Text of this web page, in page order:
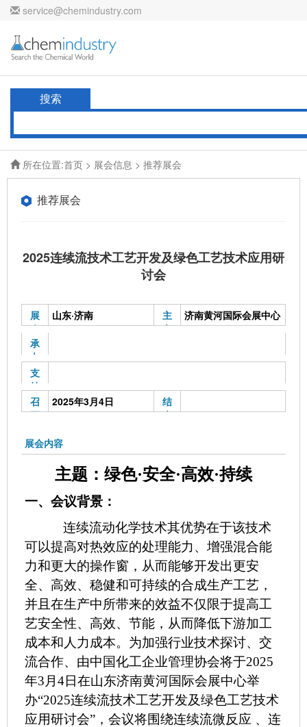
service@chemindustry.com
搜索
所在位置:首页 > 展会信息 > 推荐展会
推荐展会
2025连续流技术工艺开发及绿色工艺技术应用研
讨会
展
会
地
点
山东·济南
主
办
济南黄河国际会展中心
承
办
单
位
支
持
单
位
召
开
间
2025年3月4日
结
束
展会内容
主题：绿色·安全·高效·持续
一、会议背景：
连续流动化学技术其优势在于该技术
可以提高对热效应的处理能力、增强混合能
力和更大的操作窗，从而能够开发出更安
全、高效、稳健和可持续的合成生产工艺，
并且在生产中所带来的效益不仅限于提高工
艺安全性、 高效、 节能 ，从而降低下游加工
成本和人力成本。为加强行业技术探讨、交
流合作、由中国化工企业管理协会将于2025
年3月4日在山东济南黄河国际会展中心举
办“2025连续流技术工艺开发及绿色工艺技术
应用研讨会” ， 会议将围绕连续流微反应 、连